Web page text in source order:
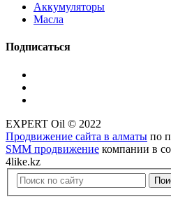
Аккумуляторы
Масла
Подписаться
EXPERT Oil © 2022
Продвижение сайта в алматы по
SMM продвижение компании в
4like.kz